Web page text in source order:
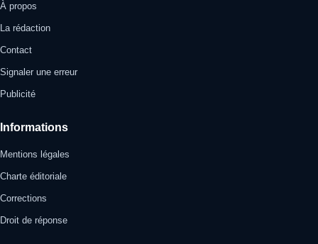
À propos
La rédaction
Contact
Signaler une erreur
Publicité
Informations
Mentions légales
Charte éditoriale
Corrections
Droit de réponse